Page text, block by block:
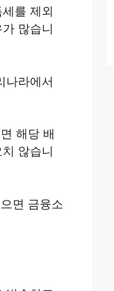
를 제외
많습니
나라에서
해당 배
않습니
면 금융소